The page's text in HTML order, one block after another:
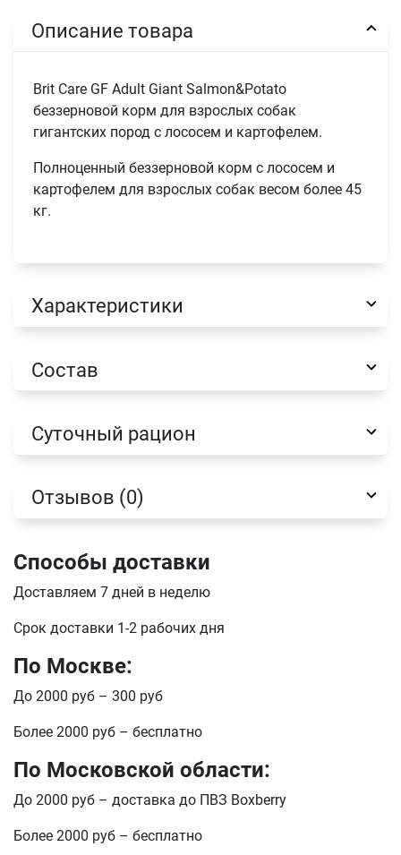
Описание товара
Brit Care GF Adult Giant Salmon&Potato
беззерновой корм для взрослых собак
гигантских пород с лососем и картофелем.
Полноценный беззерновой корм с лососем и
картофелем для взрослых собак весом более 45
кг.
Характеристики
Состав
Суточный рацион
Отзывов (0)
Способы доставки
Доставляем 7 дней в неделю
Срок доставки 1-2 рабочих дня
По Москве:
До 2000 руб – 300 руб
Более 2000 руб – бесплатно
По Московской области:
До 2000 руб – доставка до ПВЗ Boxberry
Более 2000 руб – бесплатно
Имя
Телефон
E-mail
отправить